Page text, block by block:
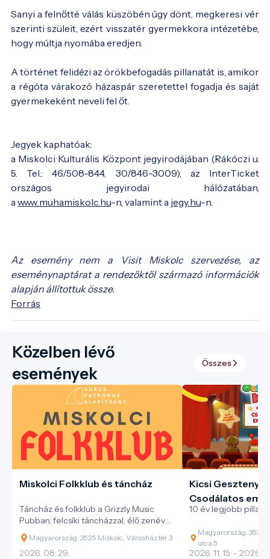
Sanyi a felnőtté válás küszöbén úgy dönt, megkeresi vér
szerinti szüleit, ezért visszatér gyermekkora intézetébe,
hogy múltja nyomába eredjen.
A történet felidézi az örökbefogadás pillanatát is, amikor
a régóta várakozó házaspár szeretettel fogadja és saját
gyermekeként neveli fel őt.
Jegyek kaphatóak:
a Miskolci Kulturális Központ jegyirodájában (Rákóczi u.
5. Tel.: 46/508-844, 30/846-3009), az InterTicket
országos jegyirodai hálózatában,
awww.muhamiskolc.hu-n, valamint a jegy.hu-n.
Az esemény nem a Visit Miskolc szervezése, az
eseménynaptárat a rendezőktől származó információk
alapján állítottuk össze.
Forrás
Közelben lévő
események
Összes
Miskolci Folkklub és táncház
Táncház és folkklub a Grizzly Music
Pubban, felcsíki táncházzal, élő zenével
és változatos magyar néptáncokkal.
Magyarország, 3525 Miskolc, Városház tér 3
2026. 08. 29.
Kicsi Gesztenye
Csodálatos
10 év legjobb
Magyarország, 3530
utca 5
2026. 11. 15. - 2026.